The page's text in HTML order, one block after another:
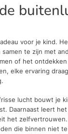
voor je kind.
te zijn met
of het
elke ervaring
lucht bouwt je
Daarnaast leert
het
die binnen niet